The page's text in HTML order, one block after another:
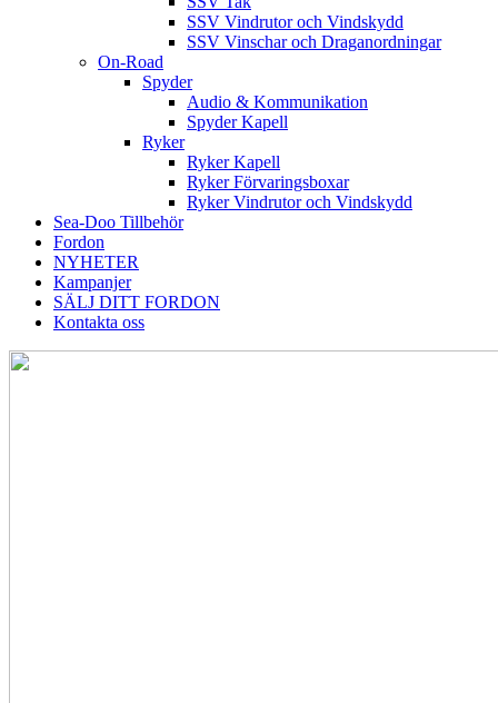
SSV Vindrutor och Vindskydd
SSV Vinschar och Draganordningar
On-Road
Spyder
Audio & Kommunikation
Spyder Kapell
Ryker
Ryker Kapell
Ryker Förvaringsboxar
Ryker Vindrutor och Vindskydd
Sea-Doo Tillbehör
Fordon
NYHETER
Kampanjer
SÄLJ DITT FORDON
Kontakta oss